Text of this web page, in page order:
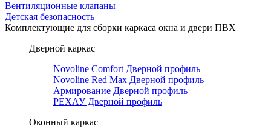
Вентиляционные клапаны
Детская безопасность
Комплектующие для сборки каркаса окна и двери ПВХ
Дверной каркас
Novoline Comfort Дверной профиль
Novoline Red Мax Дверной профиль
Армирование Дверной профиль
РЕХАУ Дверной профиль
Оконный каркас